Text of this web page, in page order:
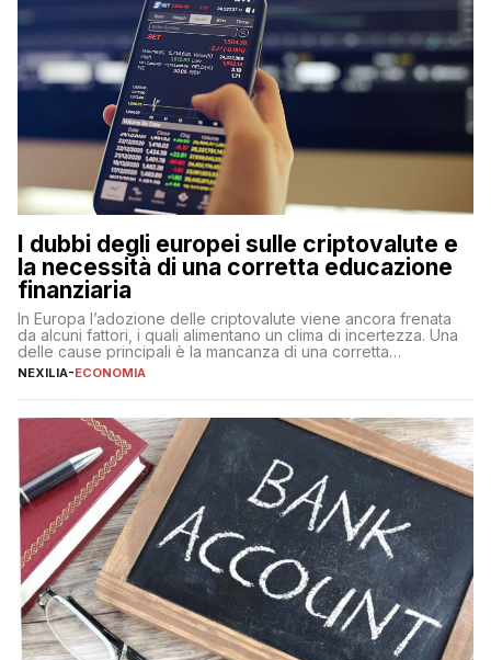
I dubbi degli europei sulle criptovalute e
la necessità di una corretta educazione
finanziaria
In Europa l’adozione delle criptovalute viene ancora frenata
da alcuni fattori, i quali alimentano un clima di incertezza. Una
delle cause principali è la mancanza di una corretta
educazione finanziaria, che impedisce ad una larga parte della
sulle criptovalute: […]
NEXILIA-ECONOMIA